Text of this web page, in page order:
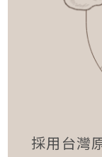
採用台灣